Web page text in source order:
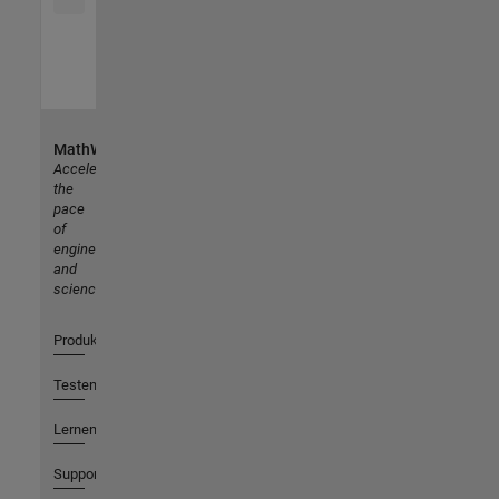
MathWorks
Accelerating
the
pace
of
engineering
and
science
Produkte
Testen oder Kaufen
Lernen
Support